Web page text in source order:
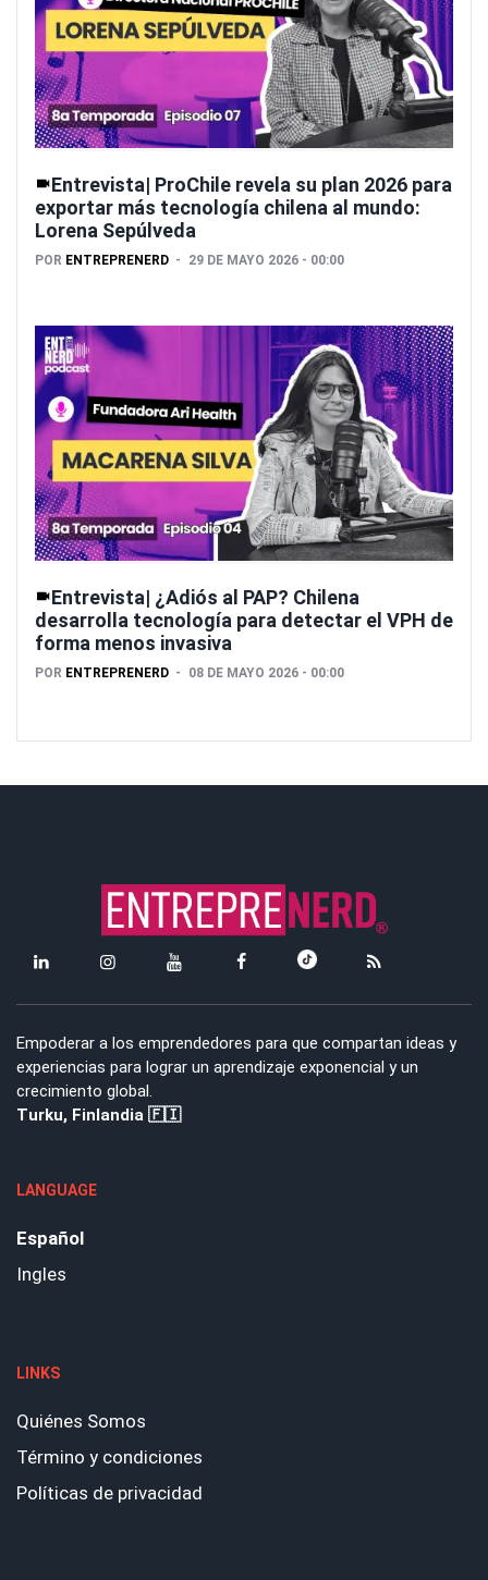
Entrevista| ProChile revela su plan 2026 para
exportar más tecnología chilena al mundo:
Lorena Sepúlveda
POR ENTREPRENERD 29 DE MAYO 2026 - 00:00
Entrevista| ¿Adiós al PAP? Chilena
desarrolla tecnología para detectar el VPH de
forma menos invasiva
POR ENTREPRENERD 08 DE MAYO 2026 - 00:00
Empoderar a los emprendedores para que compartan ideas y
experiencias para lograr un aprendizaje exponencial y un
crecimiento global.
Turku, Finlandia 🇫🇮
LANGUAGE
Español
Ingles
LINKS
Quiénes Somos
Término y condiciones
Políticas de privacidad